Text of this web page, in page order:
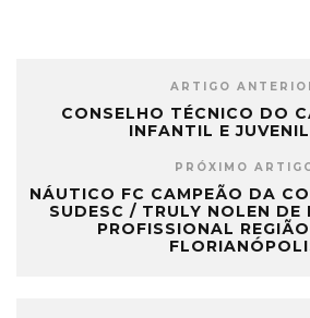
ARTIGO
CONSELHO TÉCNICO DO
INFANTIL E
PRÓXIMO
NÁUTICO FC CAMPEÃO DA
SUDESC / TRULY NOLEN DE
PROFISSIONAL